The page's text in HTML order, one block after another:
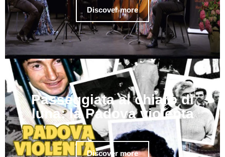
Discover more
Passeggiata al chiaro di
luna: la Padova violenta
Discover more